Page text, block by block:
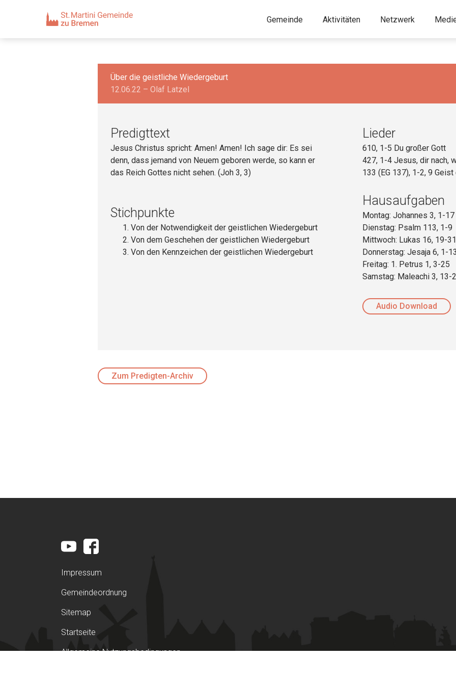
Gemeinde Aktivitäten Netzwerk
Über die geistliche Wiedergeburt
12.06.22 – Olaf Latzel
Predigttext
Jesus Christus spricht: Amen! Amen! Ich sage dir: Es sei
denn, dass jemand von Neuem geboren werde, so kann er
das Reich Gottes nicht sehen. (Joh 3, 3)
Stichpunkte
Von der Notwendigkeit der geistlichen Wiedergeburt
Von dem Geschehen der geistlichen Wiedergeburt
Von den Kennzeichen der geistlichen Wiedergeburt
Lieder
610, 1-5 Du großer Gott
427, 1-4 Jesus, dir nach,
133 (EG 137), 1-2, 9
Hausaufgaben
Montag: Johannes 3, 1-17
Dienstag: Psalm 113, 1-9
Mittwoch: Lukas 16, 19-31
Donnerstag: Jesaja 6, 1-13
Freitag: 1. Petrus 1, 3-25
Samstag: Maleachi 3, 13-
Audio Download
Zum Predigten-Archiv
Impressum
Gemeindeordnung
Sitemap
Startseite
Allgemeine Nutzungsbedingungen